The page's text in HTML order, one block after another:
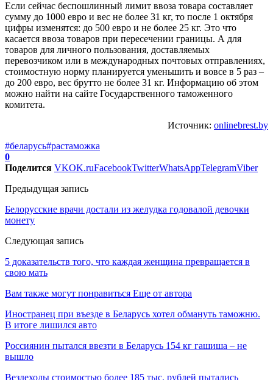
Если сейчас беспошлинный лимит ввоза товара составляет
сумму до 1000 евро и вес не более 31 кг, то после 1 октября
цифры изменятся: до 500 евро и не более 25 кг. Это что
касается ввоза товаров при пересечении границы. А для
товаров для личного пользования, доставляемых
перевозчиком или в международных почтовых отправлениях,
стоимостную норму планируется уменьшить и вовсе в 5 раз –
до 200 евро, вес брутто не более 31 кг. Информацию об этом
можно найти на сайте Государственного таможенного
комитета.
Источник: onlinebrest.by
#беларусь#растаможка
0
Поделится VKOK.ruFacebookTwitterWhatsAppTelegramViber
Предыдущая запись
Белорусские врачи достали из желудка годовалой девочки
монету
Следующая запись
5 доказательств того, что каждая женщина превращается в
свою мать
Вам также могут понравиться Еще от автора
Иностранец при въезде в Беларусь хотел обмануть таможню.
В итоге лишился авто
Россиянин пытался ввезти в Беларусь 154 кг гашиша – не
вышло
Вездеходы стоимостью более 185 тыс. рублей пытались